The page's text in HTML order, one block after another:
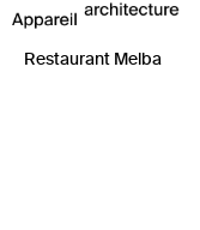
Restaurant Melba